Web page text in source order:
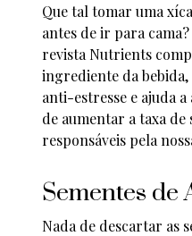
Que tal tomar uma
antes de ir para
revista Nutrients
ingrediente da
anti-estresse e ajuda
de aumentar a taxa
responsáveis pela
Sementes de
Nada de descartar as